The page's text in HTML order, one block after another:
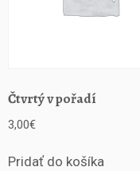
Čtvrtý v pořadí
3,00€
Pridať do košíka